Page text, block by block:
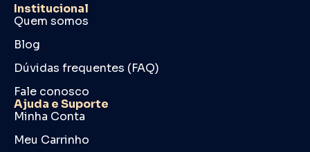
Institucional
Quem somos
Blog
Dúvidas frequentes (FAQ)
Fale conosco
Ajuda e Suporte
Minha Conta
Meu Carrinho